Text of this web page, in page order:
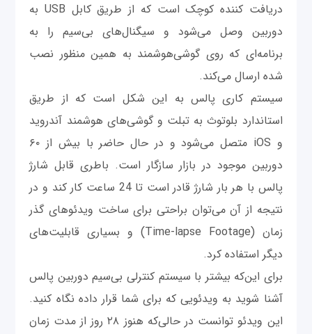
دریافت کننده کوچک است که از طریق کابل USB به
دوربین وصل می‌شود و سیگنال‌های بی‌سیم را به
برنامه‌ای که روی گوشی‌هوشمند به همین منظور نصب
شده ارسال می‌کند.
سیستم کاری پالس به این شکل است که از طریق
استاندارد بلوتوث به تبلت و گوشی‌های هوشمند آندروید
و iOS متصل می‌شود و در حال حاضر با بیش از ۶۰
دوربین موجود در بازار سازگار است. باطری قابل شارژ
پالس با هر بار شارژ قادر است تا 24 ساعت کار کند و در
نتیجه از آن می‌توان براحتی برای ساخت ویدئوهای گذر
زمان (Time-lapse Footage) و بسیاری قابلیت‌های
دیگر استفاده کرد.
برای این‌که بیشتر با سیستم کنترلی بی‌سیم دوربین پالس
آشنا شوید به ویدئویی که برای شما قرار داده نگاه کنید.
این ویدئو توانست در حالی‌که هنوز ۲۸ روز از مدت زمان